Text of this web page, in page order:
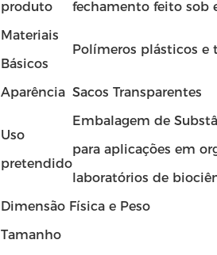
produto
fechamento feito sob
Materiais
Básicos
Polímeros plásticos e
Aparência Sacos Transparentes
Uso
pretendido
Embalagem de
para aplicações em
laboratórios de
Dimensão Física e Peso
Tamanho